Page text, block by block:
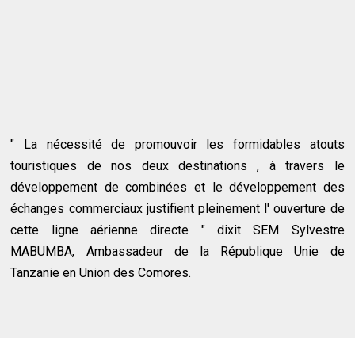
" La nécessité de promouvoir les formidables atouts
touristiques de nos deux destinations , à travers le
développement de combinées et le développement des
échanges commerciaux justifient pleinement l' ouverture de
cette ligne aérienne directe " dixit SEM Sylvestre
MABUMBA, Ambassadeur de la République Unie de
Tanzanie en Union des Comores.